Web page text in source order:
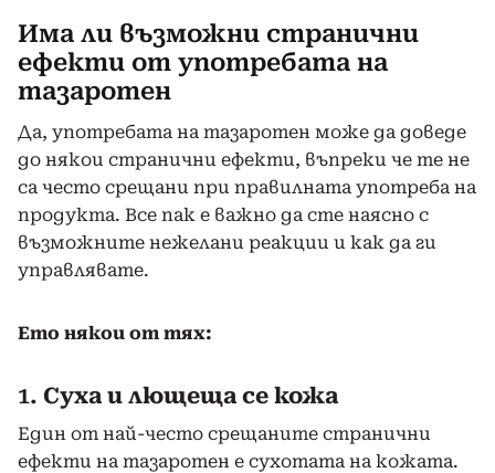
Има ли възможни странични
ефекти от употребата на
тазаротен
Да, употребата на тазаротен може да доведе
до някои странични ефекти, въпреки че те не
са често срещани при правилната употреба на
продукта. Все пак е важно да сте наясно с
възможните нежелани реакции и как да ги
управлявате.
Ето някои от тях:
1. Суха и лющеща се кожа
Един от най-често срещаните странични
ефекти на тазаротен е сухотата на кожата.